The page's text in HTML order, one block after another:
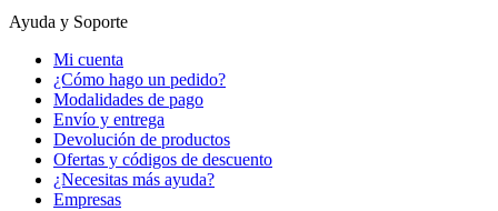
Ayuda y Soporte
Mi cuenta
¿Cómo hago un pedido?
Modalidades de pago
Envío y entrega
Devolución de productos
Ofertas y códigos de descuento
¿Necesitas más ayuda?
Empresas